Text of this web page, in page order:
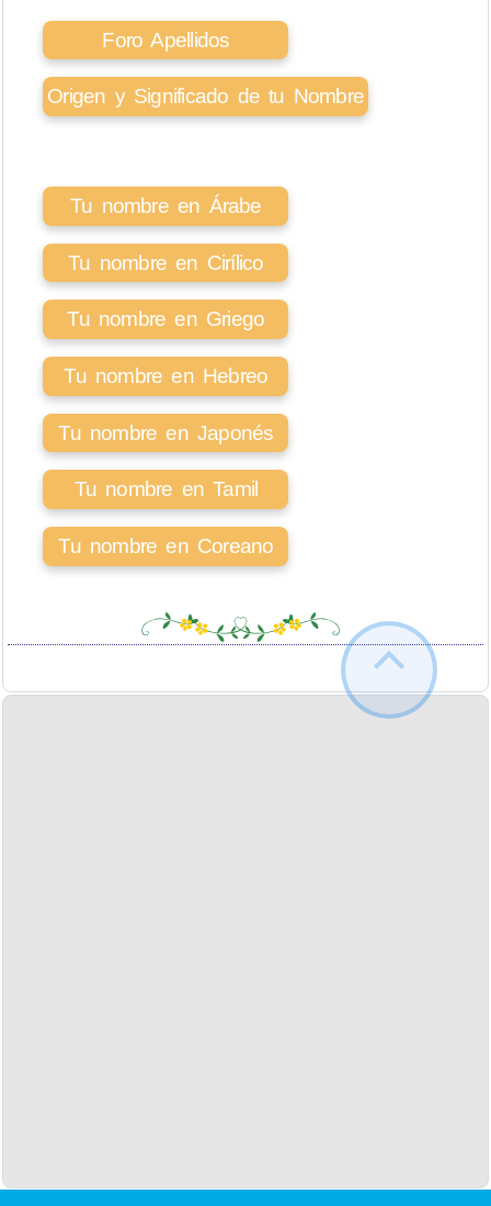
Foro Apellidos
Origen y Significado de tu Nombre
Tu nombre en Árabe
Tu nombre en Cirílico
Tu nombre en Griego
Tu nombre en Hebreo
Tu nombre en Japonés
Tu nombre en Tamil
Tu nombre en Coreano